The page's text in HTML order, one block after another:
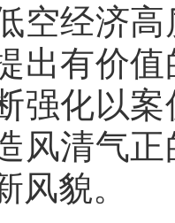
空经济
出有价
强化以
风清气
风貌。